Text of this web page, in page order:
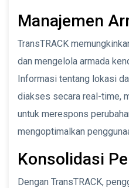
Manajemen
TransTRACK
dan mengelola armada
Informasi tentang lokasi
diakses secara real-time,
untuk merespons
mengoptimalkan
Konsolidasi
Dengan TransTRACK,